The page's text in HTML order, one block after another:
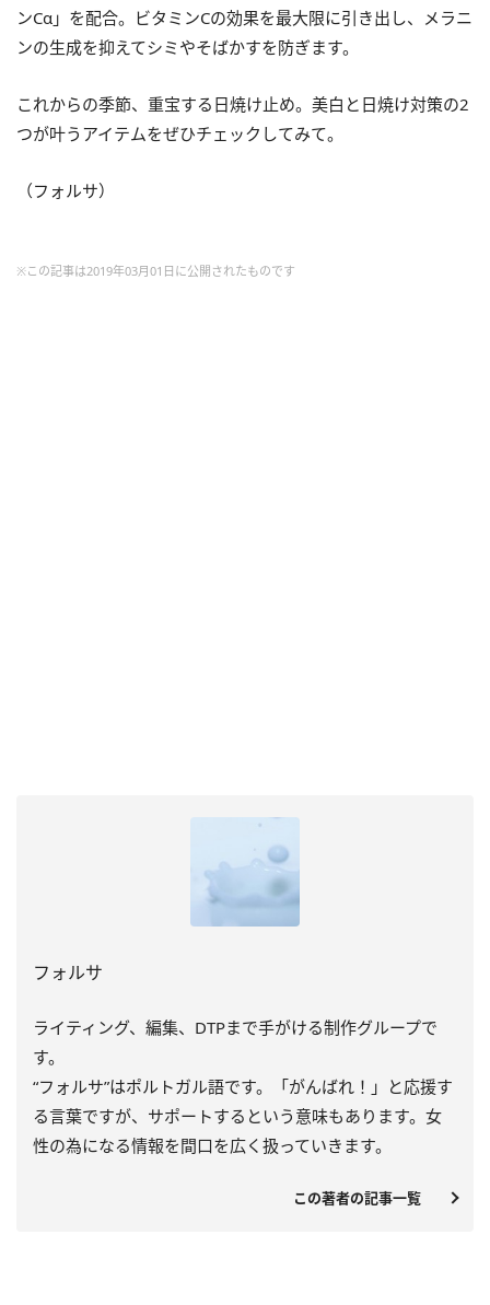
ンCα」を配合。ビタミンCの効果を最大限に引き出し、メラニ
ンの生成を抑えてシミやそばかすを防ぎます。
これからの季節、重宝する日焼け止め。美白と日焼け対策の2
つが叶うアイテムをぜひチェックしてみて。
（フォルサ）
※この記事は2019年03月01日に公開されたものです
フォルサ
ライティング、編集、DTPまで手がける制作グループで
す。
“フォルサ”はポルトガル語です。「がんばれ！」と応援す
る言葉ですが、サポートするという意味もあります。女
性の為になる情報を間口を広く扱っていきます。
この著者の記事一覧